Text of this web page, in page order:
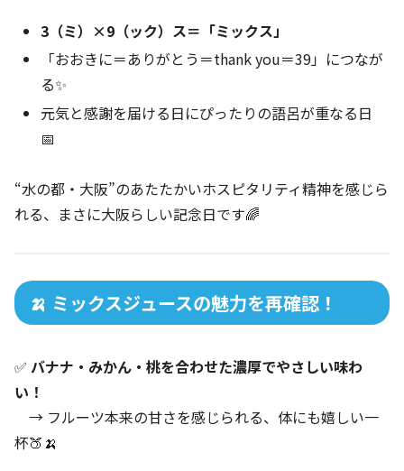
3（ミ）×9（ック）ス＝「ミックス」
「おおきに＝ありがとう＝thank you＝39」につなが
る✨
元気と感謝を届ける日にぴったりの語呂が重なる日
📅
“水の都・大阪”のあたたかいホスピタリティ精神を感じら
れる、まさに大阪らしい記念日です🌈
🍌 ミックスジュースの魅力を再確認！
✅ バナナ・みかん・桃を合わせた濃厚でやさしい味わ
い！
→ フルーツ本来の甘さを感じられる、体にも嬉しい一
杯🍑🍌